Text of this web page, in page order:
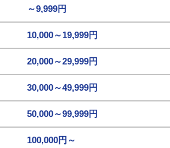
～9,999円
10,000～19,999円
20,000～29,999円
30,000～49,999円
50,000～99,999円
100,000円～